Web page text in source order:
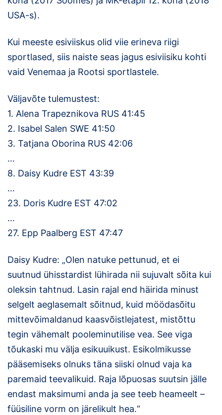
USA-s).
Kui meeste esiviiskus olid viie erineva riigi
sportlased, siis naiste seas jagus esiviisiku kohti
vaid Venemaa ja Rootsi sportlastele.
Väljavõte tulemustest:
1. Alena Trapeznikova RUS 41:45
2. Isabel Salen SWE 41:50
3. Tatjana Oborina RUS 42:06
…
8. Daisy Kudre EST 43:39
…
23. Doris Kudre EST 47:02
…
27. Epp Paalberg EST 47:47
Daisy Kudre: „Olen natuke pettunud, et ei
suutnud ühisstardist lühirada nii sujuvalt sõita kui
oleksin tahtnud. Lasin rajal end häirida minust
selgelt aeglasemalt sõitnud, kuid möödasõitu
mittevõimaldanud kaasvõistlejatest, mistõttu
tegin vähemalt pooleminutilise vea. See viga
tõukaski mu välja esikuuikust. Esikolmikusse
pääsemiseks olnuks täna siiski olnud vaja ka
paremaid teevalikuid. Raja lõpuosas suutsin jälle
endast maksimumi anda ja see teeb heameelt –
füüsiline vorm on järelikult hea.“